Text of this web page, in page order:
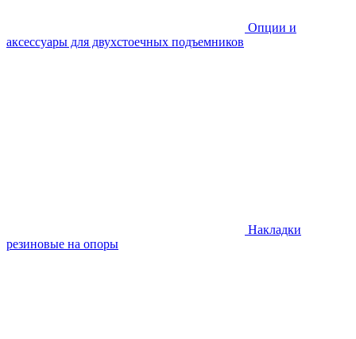
Опции и
аксессуары для двухстоечных подъемников
Накладки
резиновые на опоры